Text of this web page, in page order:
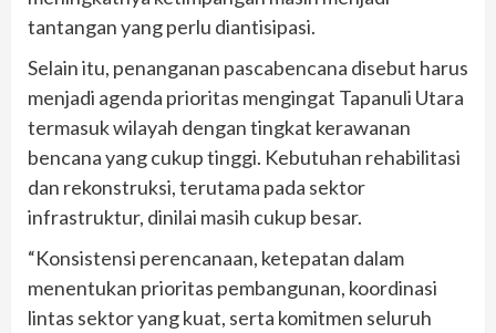
tantangan yang perlu diantisipasi.
Selain itu, penanganan pascabencana disebut harus
menjadi agenda prioritas mengingat Tapanuli Utara
termasuk wilayah dengan tingkat kerawanan
bencana yang cukup tinggi. Kebutuhan rehabilitasi
dan rekonstruksi, terutama pada sektor
infrastruktur, dinilai masih cukup besar.
“Konsistensi perencanaan, ketepatan dalam
menentukan prioritas pembangunan, koordinasi
lintas sektor yang kuat, serta komitmen seluruh